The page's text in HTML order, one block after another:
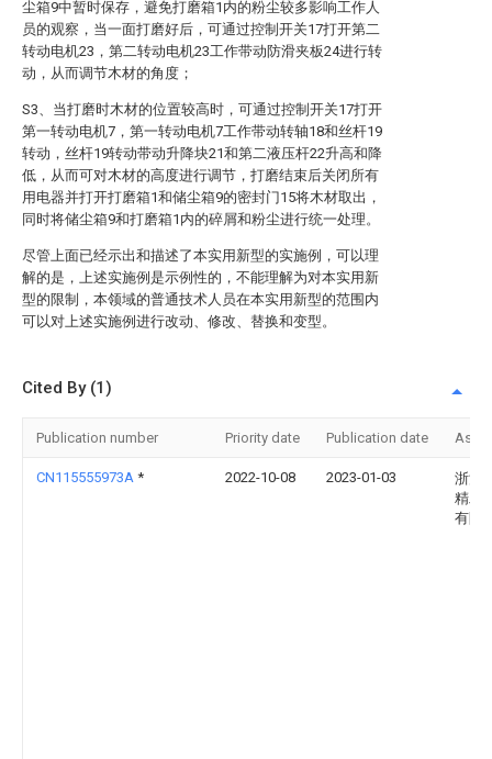
尘箱9中暂时保存，避免打磨箱1内的粉尘较多影响工作人
员的观察，当一面打磨好后，可通过控制开关17打开第二
转动电机23，第二转动电机23工作带动防滑夹板24进行转
动，从而调节木材的角度；
S3、当打磨时木材的位置较高时，可通过控制开关17打开
第一转动电机7，第一转动电机7工作带动转轴18和丝杆19
转动，丝杆19转动带动升降块21和第二液压杆22升高和降
低，从而可对木材的高度进行调节，打磨结束后关闭所有
用电器并打开打磨箱1和储尘箱9的密封门15将木材取出，
同时将储尘箱9和打磨箱1内的碎屑和粉尘进行统一处理。
尽管上面已经示出和描述了本实用新型的实施例，可以理
解的是，上述实施例是示例性的，不能理解为对本实用新
型的限制，本领域的普通技术人员在本实用新型的范围内
可以对上述实施例进行改动、修改、替换和变型。
Cited By (1)
Publication number Priority date Publication date
CN115555973A * 2022-10-08 2023-01-03
浙江
精工
有限